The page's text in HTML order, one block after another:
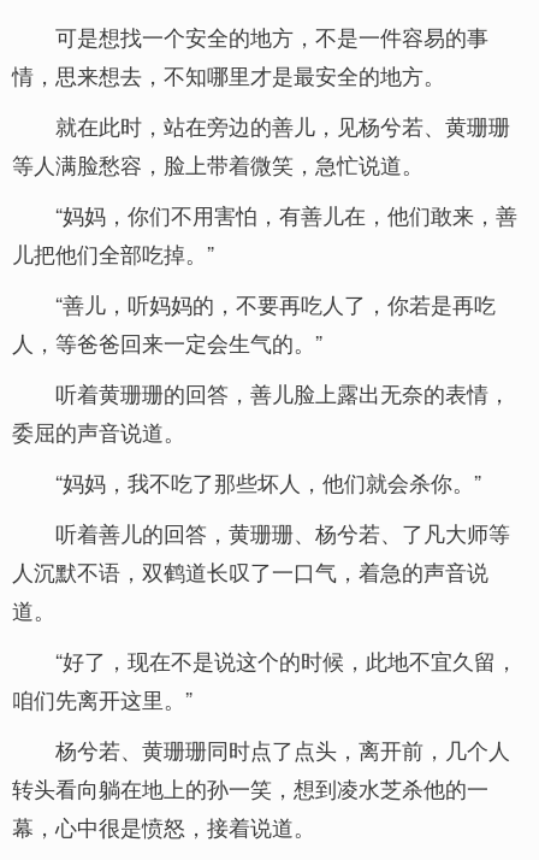
可是想找一个安全的地方，不是一件容易的事
情，思来想去，不知哪里才是最安全的地方。
就在此时，站在旁边的善儿，见杨兮若、黄珊珊
等人满脸愁容，脸上带着微笑，急忙说道。
“妈妈，你们不用害怕，有善儿在，他们敢来，善
儿把他们全部吃掉。”
“善儿，听妈妈的，不要再吃人了，你若是再吃
人，等爸爸回来一定会生气的。”
听着黄珊珊的回答，善儿脸上露出无奈的表情，
委屈的声音说道。
“妈妈，我不吃了那些坏人，他们就会杀你。”
听着善儿的回答，黄珊珊、杨兮若、了凡大师等
人沉默不语，双鹤道长叹了一口气，着急的声音说
道。
“好了，现在不是说这个的时候，此地不宜久留，
咱们先离开这里。”
杨兮若、黄珊珊同时点了点头，离开前，几个人
转头看向躺在地上的孙一笑，想到凌水芝杀他的一
幕，心中很是愤怒，接着说道。